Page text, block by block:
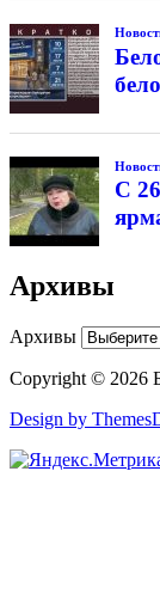
С
Архивы
Архивы
Copyright ©
Design by